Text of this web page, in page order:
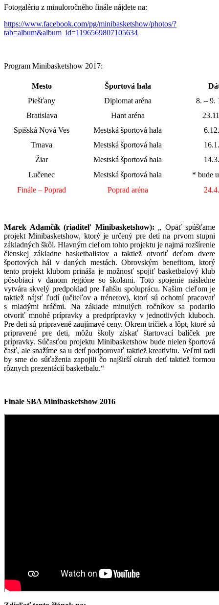
Fotogalériu z minuloročného finále nájdete na:
https://www.facebook.com/pg/minibasketshow/photos/?
tab=album&album_id=1196569807105634
Program Minibasketshow 2017:
Mesto Športová hala
Piešťany
Diplomat aréna
8. – 9.
Bratislava
Hant aréna
Spišská Nová Ves
Mestská športová hala
Trnava
Mestská športová hala
Žiar
Mestská športová hala
Lučenec
Mestská športová hala
* bude
Finále – Poprad
Poprad aréna
Marek Adamčík (riaditeľ Minibasketshow): „ Opäť spúšťame
projekt Minibasketshow, ktorý je určený pre deti na prvom stupni
základných škôl. Hlavným cieľom tohto projektu je najmä rozšírenie
členskej základne basketbalistov a taktiež otvoriť deťom dvere
športových hál v daných mestách. Obrovským benefitom, ktorý
tento projekt klubom prináša je možnosť spojiť basketbalový klub
pôsobiaci v danom regióne so školami. Toto spojenie následne
vytvára skvelý predpoklad pre ľahšiu spoluprácu. Našim cieľom je
taktiež nájsť ľudí (učiteľov a trénerov), ktorí sú ochotní pracovať
s mladými hráčmi. Na základe minulých ročníkov sa podarilo
otvoriť mnohé prípravky a predprípravky v jednotlivých kluboch.
Pre deti sú pripravené zaujímavé ceny. Okrem tričiek a lôpt, ktoré sú
pripravené pre deti, môžu školy získať štartovací balíček pre
prípravky. Súčasťou projektu Minibasketshow bude nielen športová
časť, ale snažíme sa u detí podporovať taktiež kreativitu. Veľmi radi
by sme do súťaženia zapojili čo najširší okruh detí taktiež formou
rôznych prezentácií basketbalu.“
Finále SBA Minibasketshow 2016